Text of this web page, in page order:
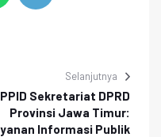
Selanjutnya
PPID Sekretariat DPRD
Provinsi Jawa Timur:
Informasi Publik